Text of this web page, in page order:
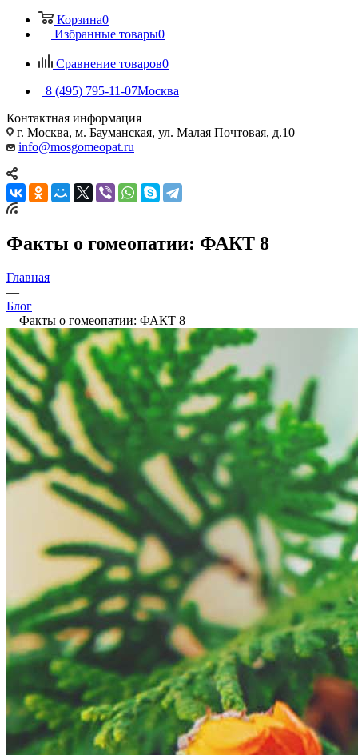
Корзина0
Избранные товары0
Сравнение товаров0
8 (495) 795-11-07Москва
Контактная информация
г. Москва, м. Бауманская, ул. Малая Почтовая, д.10
info@mosgomeopat.ru
Факты о гомеопатии: ФАКТ 8
Главная
—
Блог
—Факты о гомеопатии: ФАКТ 8